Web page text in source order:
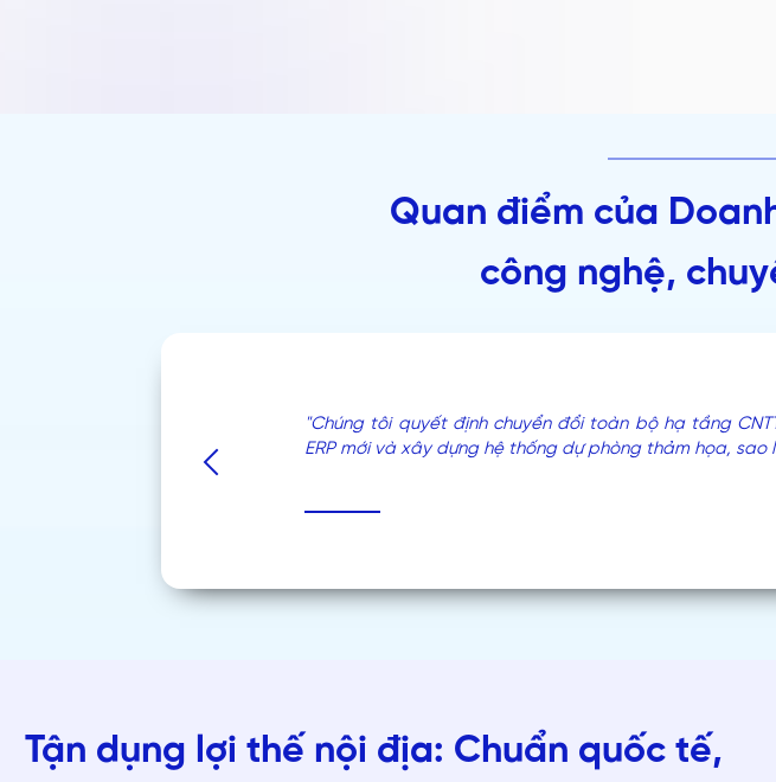
"Chúng tôi quyết định chuyển đổi toàn bộ hạ tầng
ERP mới và xây dựng hệ thống dự phòng thảm họa,
Quan điểm của
công nghệ,
Tận dụng lợi thế nội địa: Chuẩn quốc tế,